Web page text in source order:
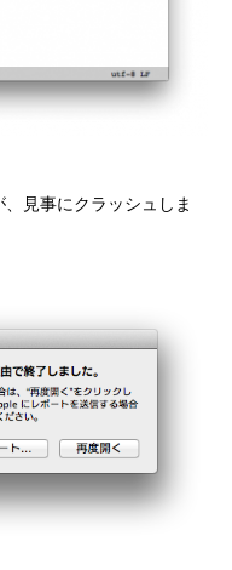
見事にクラッシュしま